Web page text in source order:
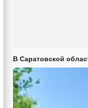
В Саратовской